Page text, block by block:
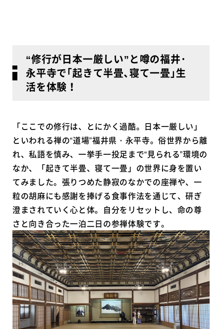
“修行が日本一厳しい”と噂の福井･
永平寺で｢起きて半畳､寝て一畳｣生
活を体験！
「ここでの修行は、とにかく過酷。日本一厳しい」
といわれる禅の“道場”福井県・永平寺。俗世界から離
れ、私語を慎み、一挙手一投足まで“見られる”環境の
なか、「起きて半畳、寝て一畳」の世界に身を置い
てみました。張りつめた静寂のなかでの座禅や、一
粒の胡麻にも感謝を捧げる食事作法を通じて、研ぎ
澄まされていく心と体。自分をリセットし、命の尊
さと向き合った一泊二日の参禅体験です。